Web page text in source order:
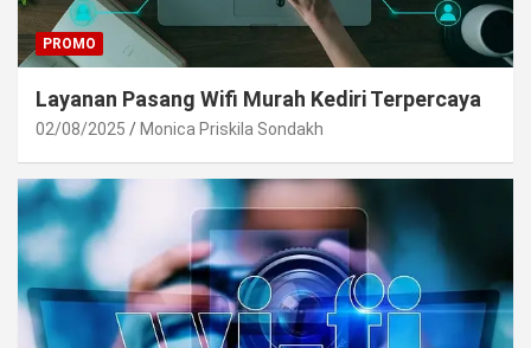
PROMO
Layanan Pasang Wifi Murah Kediri Terpercaya
02/08/2025 Monica Priskila Sondakh